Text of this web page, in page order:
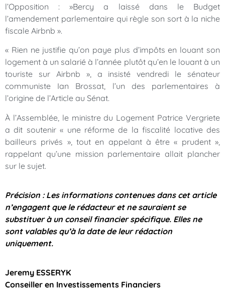
l’Opposition : »Bercy a laissé dans le Budget
l’amendement parlementaire qui règle son sort à la niche
fiscale Airbnb ».
« Rien ne justifie qu’on paye plus d’impôts en louant son
logement à un salarié à l’année plutôt qu’en le louant à un
touriste sur Airbnb », a insisté vendredi le sénateur
communiste Ian Brossat, l’un des parlementaires à
l’origine de l’Article au Sénat.
À l’Assemblée, le ministre du Logement Patrice Vergriete
a dit soutenir « une réforme de la fiscalité locative des
bailleurs privés », tout en appelant à être « prudent »,
rappelant qu’une mission parlementaire allait plancher
sur le sujet.
Précision : Les informations contenues dans cet article
n’engagent que le rédacteur et ne sauraient se
substituer à un conseil financier spécifique. Elles ne
sont valables qu’à la date de leur rédaction
uniquement.
Jeremy ESSERYK
Conseiller en Investissements Financiers